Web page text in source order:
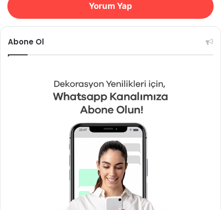
Yorum Yap
Abone Ol